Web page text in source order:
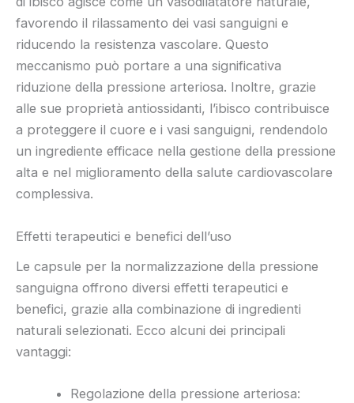
favorendo il rilassamento dei vasi sanguigni e
riducendo la resistenza vascolare. Questo
meccanismo può portare a una significativa
riduzione della pressione arteriosa. Inoltre, grazie
alle sue proprietà antiossidanti, l’ibisco contribuisce
a proteggere il cuore e i vasi sanguigni, rendendolo
un ingrediente efficace nella gestione della pressione
alta e nel miglioramento della salute cardiovascolare
complessiva.
Effetti terapeutici e benefici dell’uso
Le capsule per la normalizzazione della pressione
sanguigna offrono diversi effetti terapeutici e
benefici, grazie alla combinazione di ingredienti
naturali selezionati. Ecco alcuni dei principali
vantaggi:
Regolazione della pressione arteriosa: